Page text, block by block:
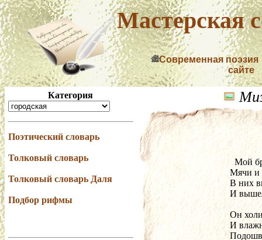
Мастерская
Современная поэзия
сайте
Категория
Поэтический словарь
Толковый словарь
Толковый словарь Даля
Подбор рифмы
Мой
Мячи и
В них
И
Он
И